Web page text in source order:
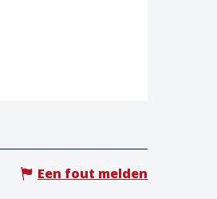
Een fout melden